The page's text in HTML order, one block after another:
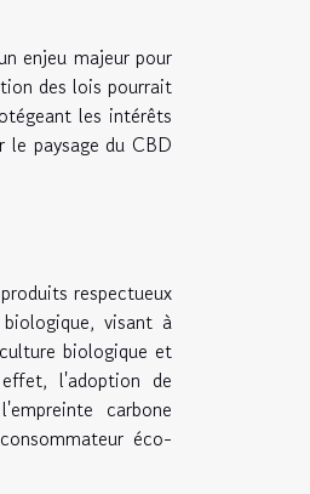
enjeu majeur pour
des lois pourrait
les intérêts
paysage du CBD
respectueux
visant à
biologique et
l'adoption de
carbone
éco-